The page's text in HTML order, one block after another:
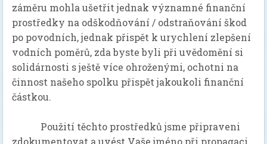
záměru mohla ušetřit jednak významné finanční
prostředky na odškodňování / odstraňování škod
po povodních, jednak přispět k urychlení zlepšení
vodních poměrů, zda byste byli při uvědomění si
solidárnosti s ještě více ohroženými, ochotni na
činnost našeho spolku přispět jakoukoli finanční
částkou.
Použití těchto prostředků jsme připraveni
zdokumentovat a uvést Vaše jméno při propagaci